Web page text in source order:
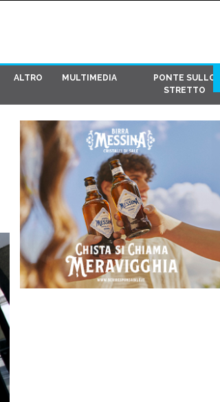
ALTRO MULTIMEDIA
PONTE SULLO
STRETTO